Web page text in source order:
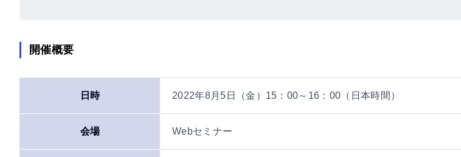
開催概要
日時 2022年8月5日（金）15：00～16：00（日本時間）
会場 Webセミナー